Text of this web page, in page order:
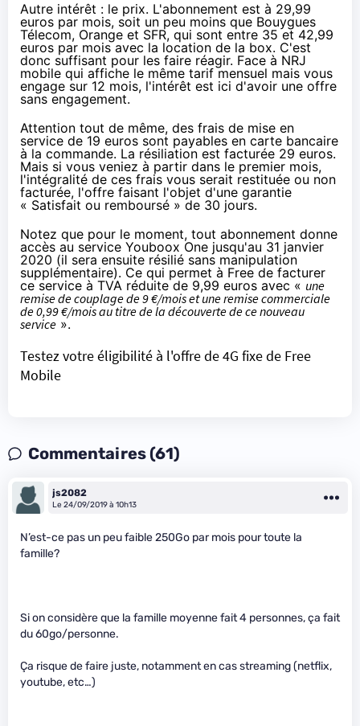
Autre intérêt : le prix. L'abonnement est à 29,99
euros par mois, soit un peu moins que Bouygues
Télecom, Orange et SFR, qui sont entre 35 et 42,99
euros par mois avec la location de la box. C'est
donc suffisant pour les faire réagir. Face à NRJ
mobile qui affiche le même tarif mensuel mais vous
engage sur 12 mois, l'intérêt est ici d'avoir une offre
sans engagement.
Attention tout de même, des frais de mise en
service de 19 euros sont payables en carte bancaire
à la commande. La résiliation est facturée 29 euros.
Mais si vous veniez à partir dans le premier mois,
l'intégralité de ces frais vous serait restituée ou non
facturée, l'offre faisant l'objet d'une garantie
« Satisfait ou remboursé » de 30 jours.
Notez que pour le moment, tout abonnement donne
accès au service Youboox One jusqu'au 31 janvier
2020 (il sera ensuite résilié sans manipulation
supplémentaire). Ce qui permet à Free de facturer
ce service à TVA réduite de 9,99 euros avec « une
remise de couplage de 9 €/mois et une remise commerciale
de 0,99 €/mois au titre de la découverte de ce nouveau
service ».
Testez votre éligibilité à l'offre de 4G fixe de Free
Mobile
Commentaires (61)
js2082
Le 24/09/2019 à 10h13
N’est-ce pas un peu faible 250Go par mois pour toute la
famille?
Si on considère que la famille moyenne fait 4 personnes, ça fait
du 60go/personne.
Ça risque de faire juste, notamment en cas streaming (netflix,
youtube, etc…)